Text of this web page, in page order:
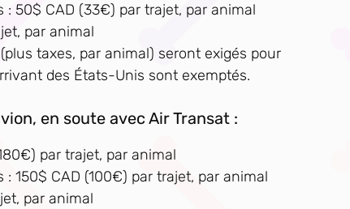
50$ CAD (33€) par trajet, par animal
par animal
taxes, par animal) seront exigés pour
des États-Unis sont exemptés.
en soute avec Air Transat :
par trajet, par animal
150$ CAD (100€) par trajet, par animal
par animal